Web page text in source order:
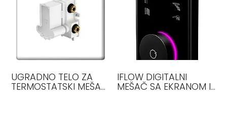
UGRADNO TELO ZA
TERMOSTATSKI MEŠAČ
IFLOW DIGITALNI
MEŠAČ SA EKRANOM I